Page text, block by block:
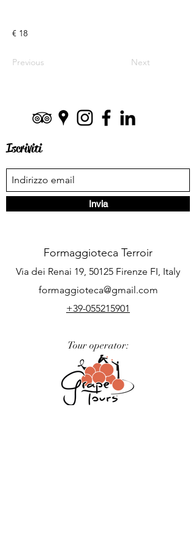
€ 18
Previous Next
Iscriviti
Invia
Formaggioteca Terroir
Via dei Renai 19, 50125 Firenze FI, Italy
formaggioteca@gmail.com
+39-055215901
Tour operator: